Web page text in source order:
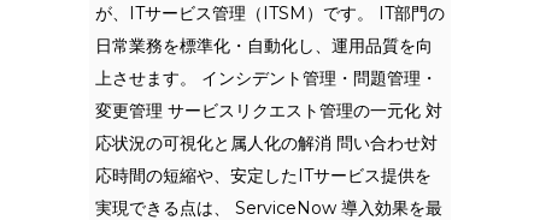
が、ITサービス管理（ITSM）です。 IT部門の
日常業務を標準化・自動化し、運用品質を向
上させます。 インシデント管理・問題管理・
変更管理 サービスリクエスト管理の一元化 対
応状況の可視化と属人化の解消 問い合わせ対
応時間の短縮や、安定したITサービス提供を
実現できる点は、 ServiceNow 導入効果を最